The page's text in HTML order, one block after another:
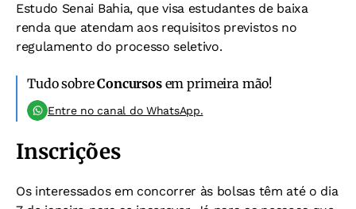
Estudo Senai Bahia, que visa estudantes de baixa
renda que atendam aos requisitos previstos no
regulamento do processo seletivo.
Tudo sobreConcursosem primeira mão!
Entre no canal do WhatsApp.
Inscrições
Os interessados em concorrer às bolsas têm até o dia